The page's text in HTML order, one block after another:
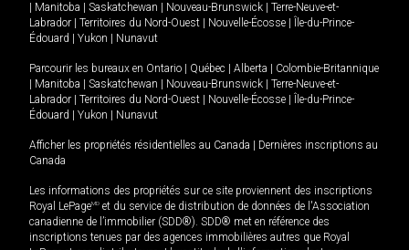
Manitoba Saskatchewan Nouveau-Brunswick
Terre-Neuve-et-
Labrador
Territoires du Nord-Ouest Nouvelle-Écosse
Île-du-Prince-
Édouard
Yukon Nunavut
Parcourir les bureaux en Ontario Québec Alberta
Colombie-Britannique
Manitoba Saskatchewan Nouveau-Brunswick
Terre-Neuve-et-
Labrador
Territoires du Nord-Ouest Nouvelle-Écosse
Île-du-Prince-
Édouard
Yukon Nunavut
Afficher les propriétés résidentielles au Canada
Dernières inscriptions au
Canada
Les informations des propriétés sur ce site proviennent des inscriptions
Royal LePageMD et du service de distribution de données de l'Association
canadienne de l’immobilier (SDD®). SDD® met en référence des
inscriptions tenues par des agences immobilières autres que Royal